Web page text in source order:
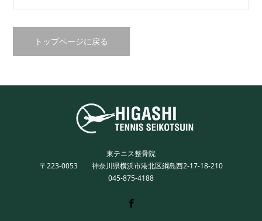
トップページに戻る
東テニス整骨院
〒223-0053 神奈川県横浜市港北区綱島西2-17-18-210
045-875-4188